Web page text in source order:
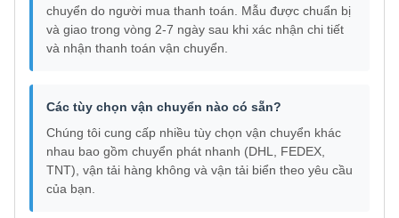
chuyển do người mua thanh toán. Mẫu được chuẩn bị
và giao trong vòng 2-7 ngày sau khi xác nhận chi tiết
và nhận thanh toán vận chuyển.
Các tùy chọn vận chuyển nào có sẵn?
Chúng tôi cung cấp nhiều tùy chọn vận chuyển khác
nhau bao gồm chuyển phát nhanh (DHL, FEDEX,
TNT), vận tải hàng không và vận tải biển theo yêu cầu
của bạn.